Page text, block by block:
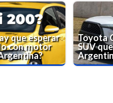
que esperar
con motor
Toyota
SUV